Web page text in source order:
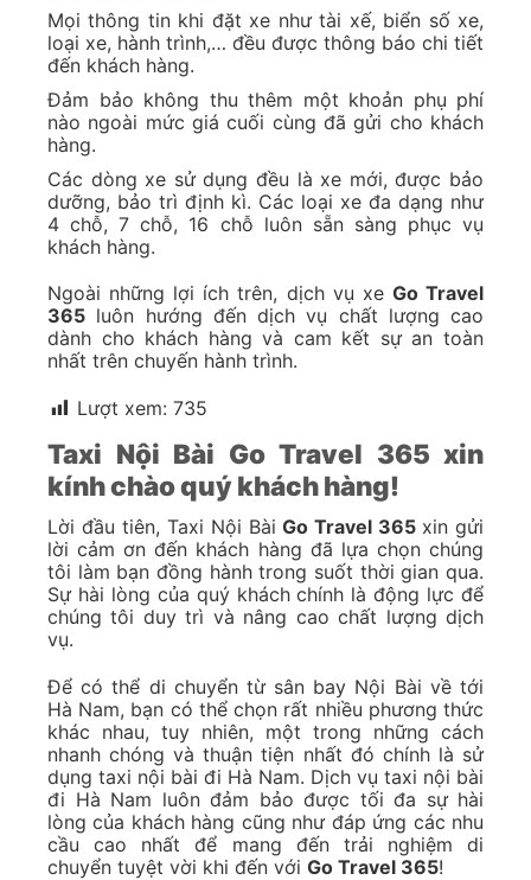
Mọi thông tin khi đặt xe như tài xế, biển số xe,
loại xe, hành trình,… đều được thông báo chi tiết
đến khách hàng.
Đảm bảo không thu thêm một khoản phụ phí
nào ngoài mức giá cuối cùng đã gửi cho khách
hàng.
Các dòng xe sử dụng đều là xe mới, được bảo
dưỡng, bảo trì định kì. Các loại xe đa dạng như
4 chỗ, 7 chỗ, 16 chỗ luôn sẵn sàng phục vụ
khách hàng.
Ngoài những lợi ích trên, dịch vụ xe Go Travel
365 luôn hướng đến dịch vụ chất lượng cao
dành cho khách hàng và cam kết sự an toàn
nhất trên chuyến hành trình.
Lượt xem: 735
Taxi Nội Bài Go Travel 365 xin
kính chào quý khách hàng!
Lời đầu tiên, Taxi Nội BàiGo Travel 365 xin gửi
lời cảm ơn đến khách hàng đã lựa chọn chúng
tôi làm bạn đồng hành trong suốt thời gian qua.
Sự hài lòng của quý khách chính là động lực để
chúng tôi duy trì và nâng cao chất lượng dịch
vụ.
Để có thể di chuyển từ sân bay Nội Bài về tới
Hà Nam, bạn có thể chọn rất nhiều phương thức
khác nhau, tuy nhiên, một trong những cách
nhanh chóng và thuận tiện nhất đó chính là sử
dụng taxi nội bài đi Hà Nam. Dịch vụ taxi nội bài
đi Hà Nam luôn đảm bảo được tối đa sự hài
lòng của khách hàng cũng như đáp ứng các nhu
cầu cao nhất để mang đến trải nghiệm di
chuyển tuyệt vời khi đến với Go Travel 365!